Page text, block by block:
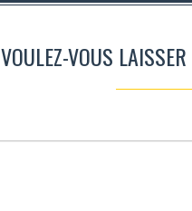
VOULEZ-VOUS